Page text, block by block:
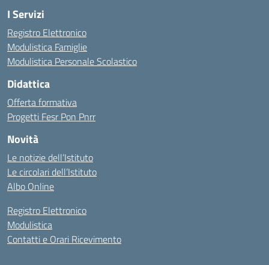
I Servizi
Registro Elettronico
Modulistica Famiglie
Modulistica Personale Scolastico
Didattica
Offerta formativa
Progetti Fesr Pon Pnrr
Novità
Le notizie dell’Istituto
Le circolari dell’Istituto
Albo Online
Registro Elettronico
Modulistica
Contatti e Orari Ricevimento